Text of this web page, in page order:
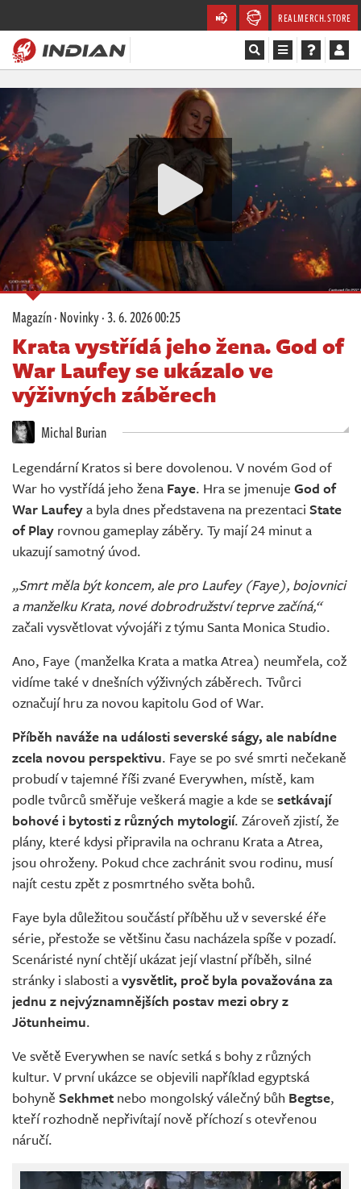
REALMERCH.STORE
Magazín
Recenze
Videa
Soutěže
Databáze
Komunita
Redakce
Živě
Magazín·Novinky·3. 6. 2026 00:25
Krata vystřídá jeho žena. God of
War Laufey se ukázalo ve
výživných záběrech
Michal Burian
Legendární Kratos si bere dovolenou. V novém God of
War ho vystřídá jeho žena Faye. Hra se jmenuje God of
War Laufeya byla dnes představena na prezentaci State
of Play rovnou gameplay záběry. Ty mají 24 minut a
ukazují samotný úvod.
„Smrt měla být koncem, ale pro Laufey (Faye), bojovnici
a manželku Krata, nové dobrodružství teprve začíná,“
začali vysvětlovat vývojáři z týmu Santa Monica Studio.
Ano, Faye (manželka Krata a matka Atrea) neumřela, což
vidíme také v dnešních výživných záběrech. Tvůrci
označují hru za novou kapitolu God of War.
Příběh naváže na události severské ságy, ale nabídne
zcela novou perspektivu. Faye se po své smrti nečekaně
probudí v tajemné říši zvané Everywhen, místě, kam
podle tvůrců směřuje veškerá magie a kde se setkávají
bohové i bytosti z různých mytologií. Zároveň zjistí, že
plány, které kdysi připravila na ochranu Krata a Atrea,
jsou ohroženy. Pokud chce zachránit svou rodinu, musí
najít cestu zpět z posmrtného světa bohů.
Faye byla důležitou součástí příběhu už v severské éře
série, přestože se většinu času nacházela spíše v pozadí.
Scenáristé nyní chtějí ukázat její vlastní příběh, silné
stránky i slabosti avysvětlit, proč byla považována za
jednu z nejvýznamnějších postav mezi obry z
Jötunheimu.
Ve světě Everywhen se navíc setká s bohy z různých
kultur. V první ukázce se objevili například egyptská
bohyně Sekhmet nebo mongolský válečný bůh Begtse,
kteří rozhodně nepřivítají nově příchozí s otevřenou
náručí.